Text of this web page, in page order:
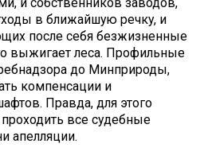
в ближайшую речку, и
после себя безжизненные
выжигает леса. Профильные
до Минприроды,
компенсации и
Правда, для этого
все судебные
апелляции.